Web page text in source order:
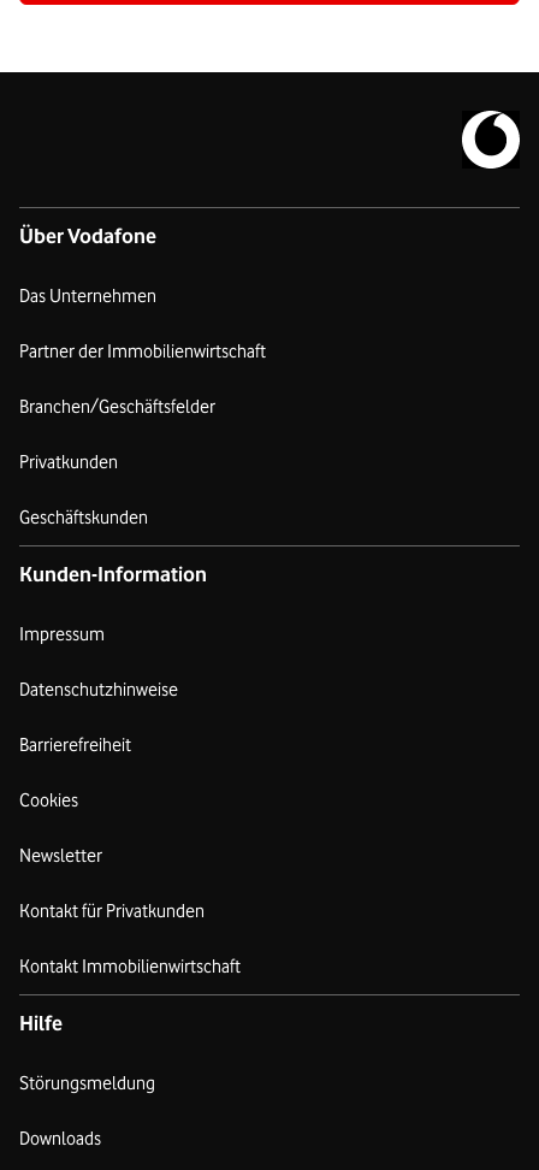
Zur
Über Vodafone
Das Unternehmen
Partner der Immobilienwirtschaft
Branchen/Geschäftsfelder
Privatkunden
Geschäftskunden
Kunden-Information
Impressum
Datenschutzhinweise
Barrierefreiheit
Cookies
Newsletter
Kontakt für Privatkunden
Kontakt Immobilienwirtschaft
Hilfe
Störungsmeldung
Downloads